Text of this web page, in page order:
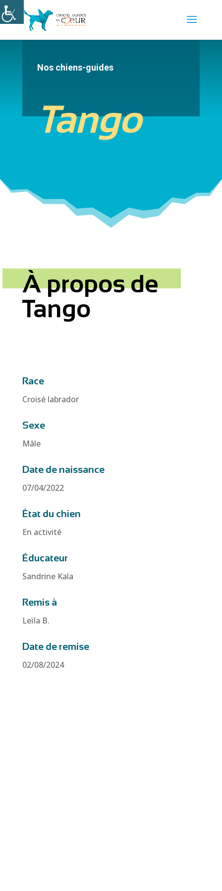
Nos chiens-guides
Tango
À propos de
Tango
Race
Croisé labrador
Sexe
Mâle
Date de naissance
07/04/2022
État du chien
En activité
Éducateur
Sandrine Kala
Remis à
Leïla B.
Date de remise
02/08/2024